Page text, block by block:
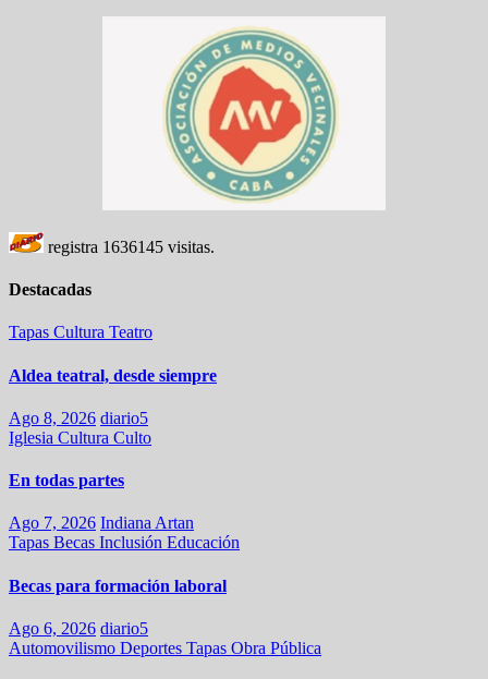
registra 1636145 visitas.
Destacadas
Tapas Cultura Teatro
Aldea teatral, desde siempre
Ago 8, 2026 diario5
Iglesia Cultura Culto
En todas partes
Ago 7, 2026 Indiana Artan
Tapas Becas Inclusión Educación
Becas para formación laboral
Ago 6, 2026 diario5
Automovilismo Deportes Tapas Obra Pública